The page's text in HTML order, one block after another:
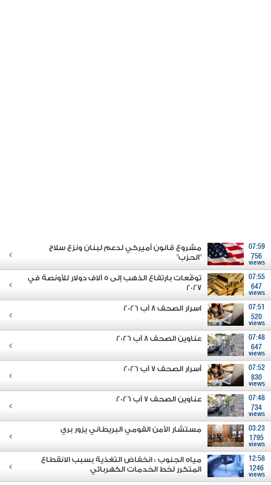
07:59
756
views
مشروع قانون أميركي لدعم لبنان ونزع سلاح
"الحزب"
07:55
647
views
توقّعات بارتفاع الذهب إلى 5 آلاف دولار للأونصة في
2027
07:51
520
views
اسرار الصحف 8 آب 2026
07:48
647
views
عناوين الصحف 8 آب 2026
07:52
830
views
أسرار الصحف 7 آب 2026
07:48
734
views
عناوين الصحف 7 آب 2026
03:23
1795
views
مستشار الأمن القومي البريطاني يزور بري
12:58
1246
views
مياه الجنوب : انخفاض التغذية بسبب الانقطاع
المتكرر لخط الخدمات الكهربائي